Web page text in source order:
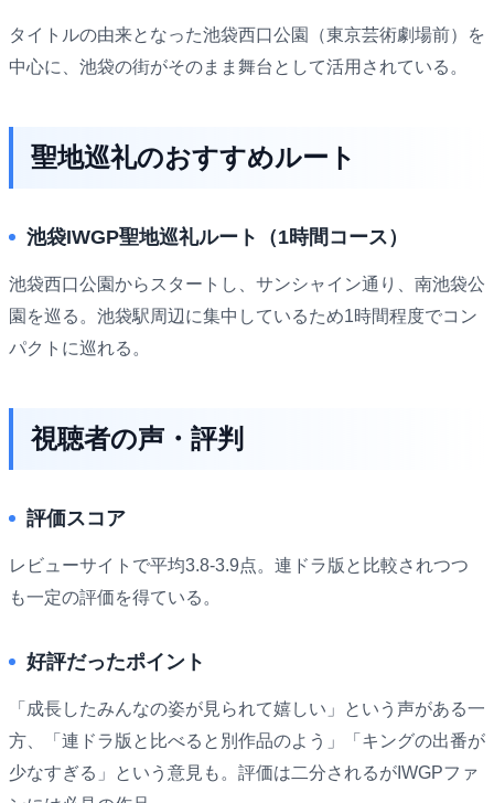
タイトルの由来となった池袋西口公園（東京芸術劇場前）を
中心に、池袋の街がそのまま舞台として活用されている。
聖地巡礼のおすすめルート
池袋IWGP聖地巡礼ルート（1時間コース）
池袋西口公園からスタートし、サンシャイン通り、南池袋公
園を巡る。池袋駅周辺に集中しているため1時間程度でコン
パクトに巡れる。
視聴者の声・評判
評価スコア
レビューサイトで平均3.8-3.9点。連ドラ版と比較されつつ
も一定の評価を得ている。
好評だったポイント
「成長したみんなの姿が見られて嬉しい」という声がある一
方、「連ドラ版と比べると別作品のよう」「キングの出番が
少なすぎる」という意見も。評価は二分されるがIWGPファ